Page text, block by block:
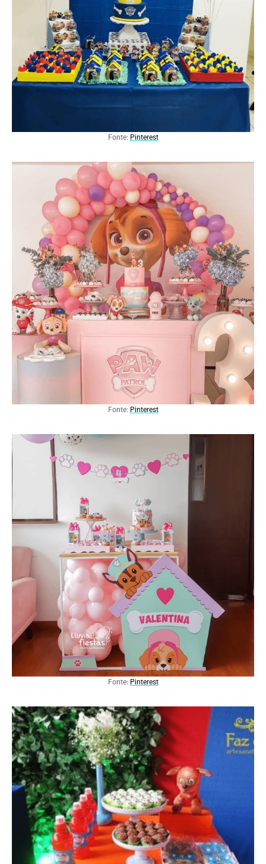
Fonte: Pinterest
Fonte: Pinterest
Fonte: Pinterest